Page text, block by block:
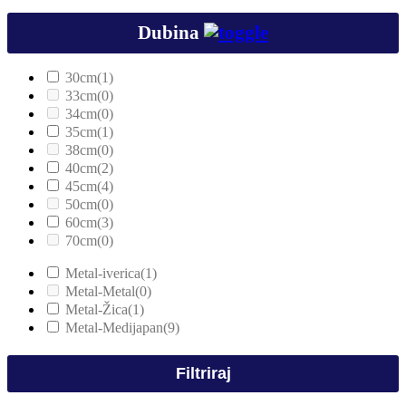
Dubina
30cm(1)
33cm(0)
34cm(0)
35cm(1)
38cm(0)
40cm(2)
45cm(4)
50cm(0)
60cm(3)
70cm(0)
Metal-iverica(1)
Metal-Metal(0)
Metal-Žica(1)
Metal-Medijapan(9)
Filtriraj